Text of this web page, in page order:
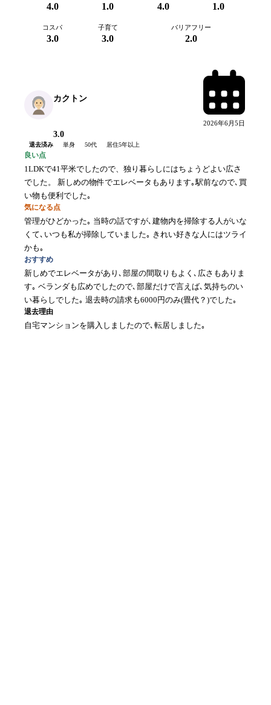
4.0 1.0 4.0 1.0
コスパ
3.0
子育て
3.0
バリアフリー
2.0
カクトン
2026年6月5日
3.0
退去済み 単身 50代 居住5年以上
良い点
1LDKで41平米でしたので、独り暮らしにはちょうどよい広さ
でした。 新しめの物件でエレベータもあります｡駅前なので､買
い物も便利でした｡
気になる点
管理がひどかった｡ 当時の話ですが､建物内を掃除する人がいな
くて､いつも私が掃除していました｡ きれい好きな人にはツライ
かも｡
おすすめ
新しめでエレベータがあり､部屋の間取りもよく､広さもありま
す｡ ベランダも広めでしたので､部屋だけで言えば､気持ちのい
い暮らしでした｡ 退去時の請求も6000円のみ(畳代？)でした｡
退去理由
自宅マンションを購入しましたので､転居しました｡